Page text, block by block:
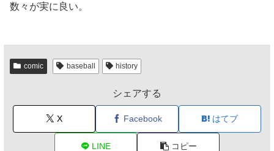
数々が実に良い。
comic baseball history
シェアする
X Facebook はてブ
LINE コピー